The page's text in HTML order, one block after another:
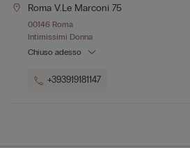
Roma V.le Marconi 75
00146 Roma
Intimissimi Donna
Chiuso adesso
+393919181147